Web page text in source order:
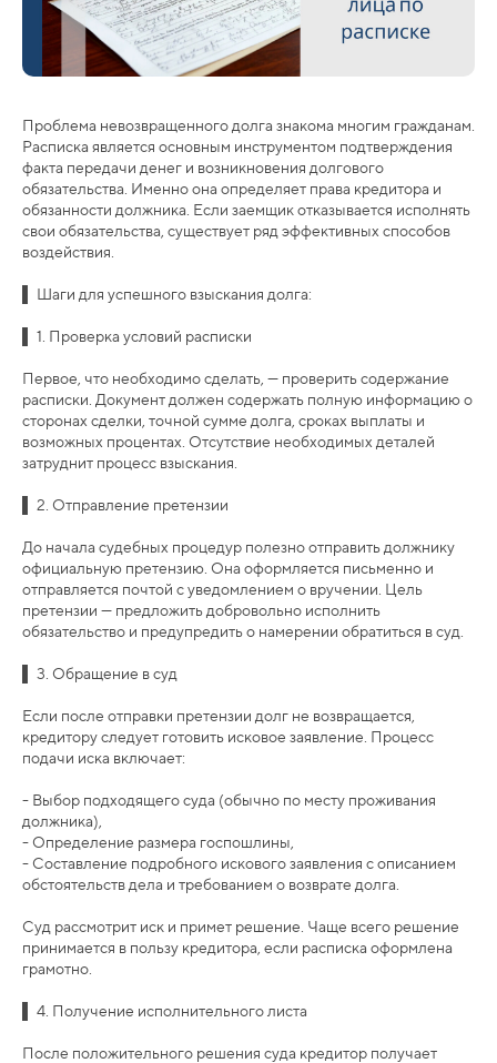
Проблема невозвращенного долга знакома многим гражданам.
Расписка является основным инструментом подтверждения
факта передачи денег и возникновения долгового
обязательства. Именно она определяет права кредитора и
обязанности должника. Если заемщик отказывается исполнять
свои обязательства, существует ряд эффективных способов
воздействия.
▌ Шаги для успешного взыскания долга:
▌ 1. Проверка условий расписки
Первое, что необходимо сделать, — проверить содержание
расписки. Документ должен содержать полную информацию о
сторонах сделки, точной сумме долга, сроках выплаты и
возможных процентах. Отсутствие необходимых деталей
затруднит процесс взыскания.
▌ 2. Отправление претензии
До начала судебных процедур полезно отправить должнику
официальную претензию. Она оформляется письменно и
отправляется почтой с уведомлением о вручении. Цель
претензии — предложить добровольно исполнить
обязательство и предупредить о намерении обратиться в суд.
▌ 3. Обращение в суд
Если после отправки претензии долг не возвращается,
кредитору следует готовить исковое заявление. Процесс
подачи иска включает:
- Выбор подходящего суда (обычно по месту проживания
должника),
- Определение размера госпошлины,
- Составление подробного искового заявления с описанием
обстоятельств дела и требованием о возврате долга.
Суд рассмотрит иск и примет решение. Чаще всего решение
принимается в пользу кредитора, если расписка оформлена
грамотно.
▌ 4. Получение исполнительного листа
После положительного решения суда кредитор получает